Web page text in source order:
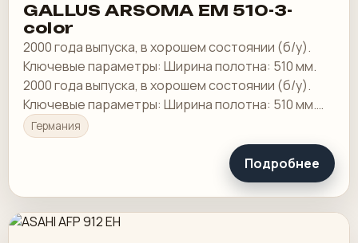
GALLUS ARSOMA EM 510-3-
color
2000 года выпуска, в хорошем состоянии (б/у).
Ключевые параметры: Ширина полотна: 510 мм.
2000 года выпуска, в хорошем состоянии (б/у).
Ключевые параметры: Ширина полотна: 510 мм.
GALLUS ARSOMA EM 510 – 3-цветный
Германия
Подробнее